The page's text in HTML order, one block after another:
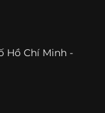
Hồ Chí Minh -